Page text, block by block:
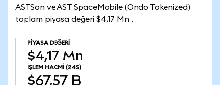
ASTSon ve AST SpaceMobile (Ondo Tokenized)
toplam piyasa değeri $4,17 Mn .
PIYASA DEĞERI
$4,17 Mn
İŞLEM HACMI (24S)
$67,57 B